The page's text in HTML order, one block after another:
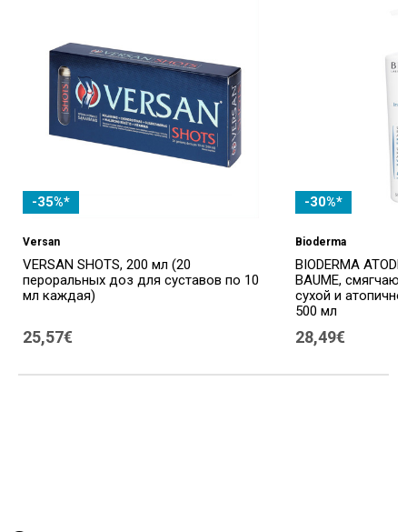
-35%*
Versan
VERSAN SHOTS, 200 мл (20
пероральных доз для суставов по 10
мл каждая)
25,57€
-30%*
Bioderma
BIODERMA
BAUME,
сухой и
500 мл
28,49€